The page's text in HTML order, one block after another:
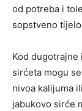
od potreba i
sopstveno
Kod
sirćeta mogu
nivoa kalijuma
jabukovo sirće